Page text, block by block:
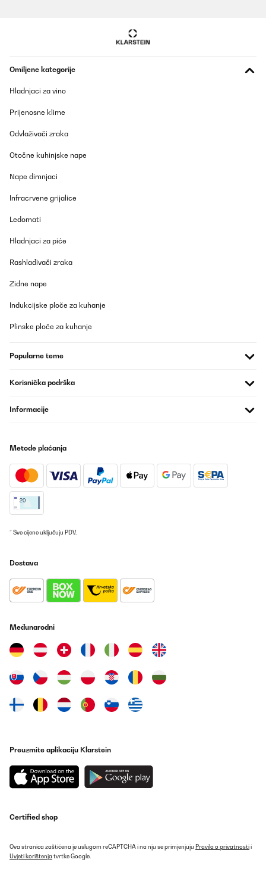
Omiljene kategorije
Hladnjaci za vino
Prijenosne klime
Odvlaživači zraka
Otočne kuhinjske nape
Nape dimnjaci
Infracrvene grijalice
Ledomati
Hladnjaci za piće
Rashlađivači zraka
Zidne nape
Indukcijske ploče za kuhanje
Plinske ploče za kuhanje
Popularne teme
Korisnička podrška
Informacije
Metode plaćanja
* Sve cijene uključuju PDV.
Dostava
Međunarodni
Preuzmite aplikaciju Klarstein
Certified shop
Ova stranica zaštićena je uslugom reCAPTCHA i na nju se primjenjuju Pravila o privatnostii
Uvjeti korištenja tvrtke Google.